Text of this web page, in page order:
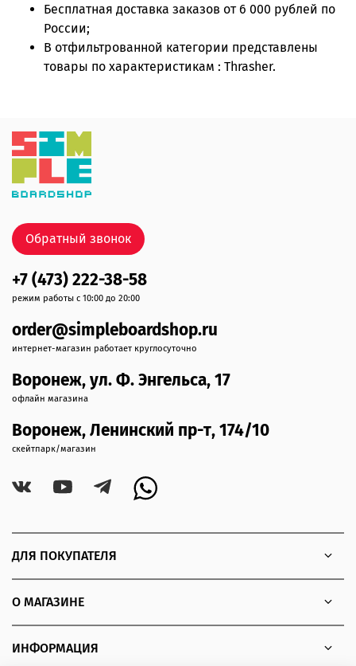
Бесплатная доставка заказов от 6 000 рублей по
России;
В отфильтрованной категории представлены
товары по характеристикам : Thrasher.
ДЛЯ ПОКУПАТЕЛЯ
О МАГАЗИНЕ
ИНФОРМАЦИЯ
+7 (473) 222-38-58
режим работы с 10:00 до 20:00
order@simpleboardshop.ru
интернет-магазин работает круглосуточно
Воронеж, ул. Ф. Энгельса, 17
офлайн магазина
Воронеж, Ленинский пр-т, 174/10
скейтпарк/магазин
Обратный звонок